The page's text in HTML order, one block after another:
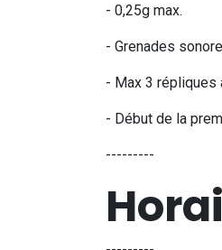
- 0,25g max.
- Grenades
- Max 3 répliques
- Début de la
---------